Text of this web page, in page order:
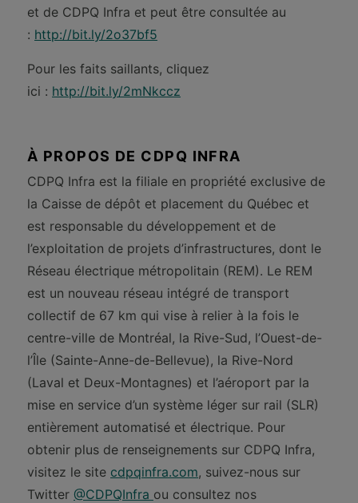
et de CDPQ Infra et peut être consultée au
: http://bit.ly/2o37bf5
Pour les faits saillants, cliquez
ici : http://bit.ly/2mNkccz
À PROPOS DE CDPQ INFRA
CDPQ Infra est la filiale en propriété exclusive de
la Caisse de dépôt et placement du Québec et
est responsable du développement et de
l’exploitation de projets d’infrastructures, dont le
Réseau électrique métropolitain (REM). Le REM
est un nouveau réseau intégré de transport
collectif de 67 km qui vise à relier à la fois le
centre-ville de Montréal, la Rive-Sud, l’Ouest-de-
l’Île (Sainte-Anne-de-Bellevue), la Rive-Nord
(Laval et Deux-Montagnes) et l’aéroport par la
mise en service d’un système léger sur rail (SLR)
entièrement automatisé et électrique. Pour
obtenir plus de renseignements sur CDPQ Infra,
visitez le site cdpqinfra.com, suivez-nous sur
Twitter @CDPQInfra ou consultez nos